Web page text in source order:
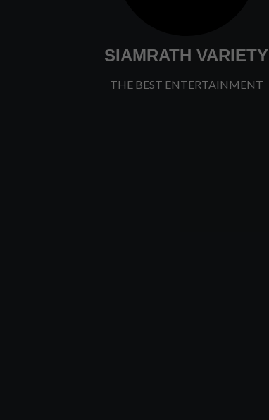
SIAMRATH VARIETY
THE BEST ENTERTAINMENT